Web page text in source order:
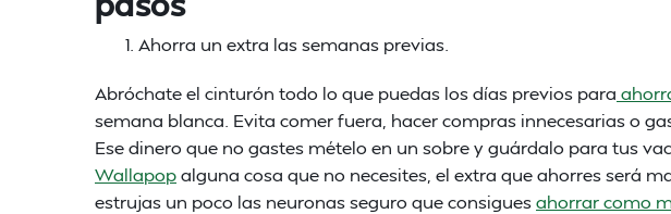
Ahorra un extra las semanas previas.
Abróchate el cinturón todo lo que puedas los días previos para
semana blanca. Evita comer fuera, hacer compras innecesarias o
Ese dinero que no gastes mételo en un sobre y guárdalo para tus
Wallapopalguna cosa que no necesites, el extra que ahorres será
estrujas un poco las neuronas seguro que consiguesahorrar como